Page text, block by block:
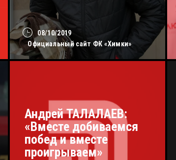
08/10/2019
Официальный сайт ФК «Химки»
Андрей ТАЛАЛАЕВ:
«Вместе добиваемся
побед и вместе
проигрываем»